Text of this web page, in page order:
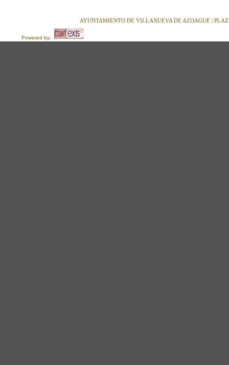
AYUNTAMIENTO DE VILLANUEVA DE AZOAGUE |
Powered by: